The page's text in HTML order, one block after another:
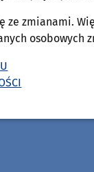
ze zmianami.
osobowych